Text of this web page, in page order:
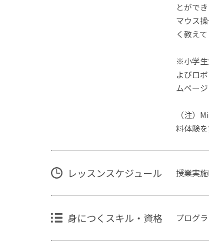
とがで
マウス
く教え
※小学生
よびロ
ムペー
（注）
料体験
レッスンスケジュール 授業実
身につくスキル・資格 プログ